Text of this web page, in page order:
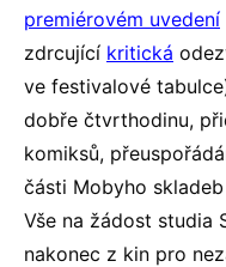
premiérovém uvedení
zdrcující kritická
ve festivalové
dobře čtvrthodinu,
komiksů,
části Mobyho
Vše na žádost studia
nakonec z kin pro